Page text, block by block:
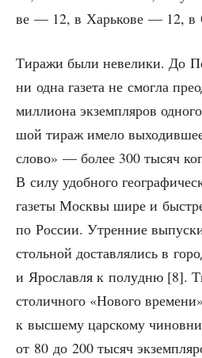
ве — 12, в Харь­ко­ве — 12, в
Тира­жи были неве­ли­ки. До
ни одна газе­та не смог­ла
мил­ли­о­на экзем­пля­ров
шой тираж име­ло
сло­во» — более 300 тысяч
В силу удоб­но­го
газе­ты Моск­вы шире и
по Рос­сии. Утрен­ние
столь­ной достав­ля­лись в
и Яро­слав­ля к полу­дню [8].
сто­лич­но­го «Ново­го
к выс­ше­му цар­ско­му
от 80 до 200 тысяч